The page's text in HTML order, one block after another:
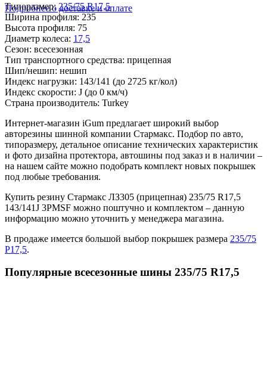
Подробнее о доставке и оплате
Типоразмер: 235/75 R17,5
Ширина профиля: 235
Высота профиля: 75
Диаметр колеса: 17,5
Сезон: всесезонная
Тип транспортного средства: прицепная
Шип/нешип: нешип
Индекс нагрузки: 143/141 (до 2725 кг/кол)
Индекс скорости: J (до 0 км/ч)
Страна производитель: Turkey
Интернет-магазин iGum предлагает широкий выбор
авторезины шинной компании Стармакс. Подбор по авто,
типоразмеру, детальное описание технических характеристик
и фото дизайна протектора, автошины под заказ и в наличии –
на нашем сайте можно подобрать комплект новых покрышек
под любые требования.
Купить резину Стармакс ЛЗ305 (прицепная) 235/75 R17,5
143/141J 3PMSF можно поштучно и комплектом – данную
информацию можно уточнить у менеджера магазина.
В продаже имеется большой выбор покрышек размера 235/75
Р17,5.
Популярные всесезонные шины 235/75 R17,5